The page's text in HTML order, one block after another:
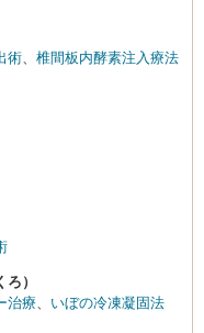
術、 椎間板内酵素注入療法
）
治療、 いぼの冷凍凝固法